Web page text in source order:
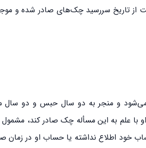
از تاریخ سررسید چک‌های صادر شده و
می‌شود و منجر به دو سال حبس و دو سال
علم به این مسأله چک صادر کند، مشمول
خود اطلاع نداشته یا حساب او در زمان